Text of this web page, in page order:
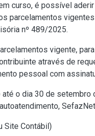
curso, é possível
parcelamentos
nº 489/2025.
vigente,
através de
pessoal com
o dia 30 de
Site Contábil)